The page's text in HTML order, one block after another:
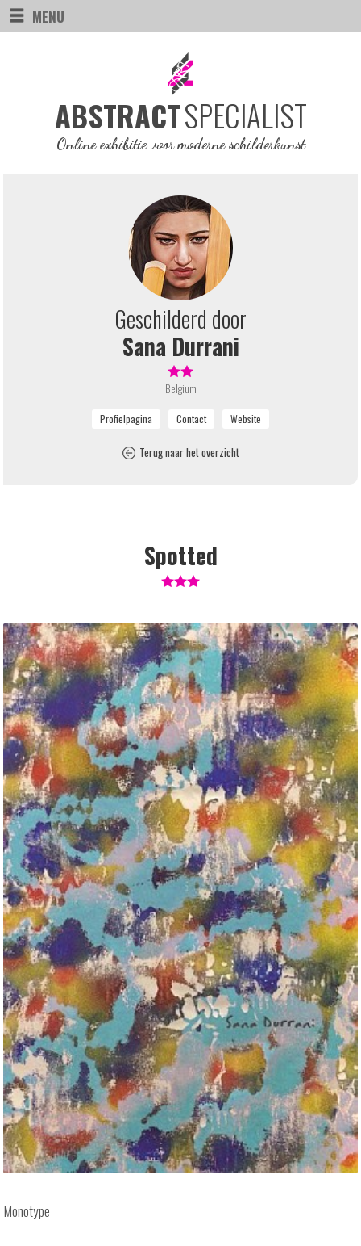
MENU
ABSTRACTSPECIALIST
Online exhibitie voor moderne schilderkunst
Geschilderd door
Sana Durrani
Belgium
Terug naar het overzicht
Spotted
Monotype